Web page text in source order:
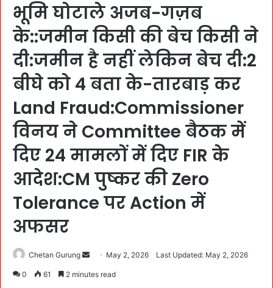
भूमि घोटाले अजब-गज़ब
के::जमीन किसी की बेच किसी ने
दी:जमीन है नहीं लेकिन बेच दी:2
बीघे को 4 बता के-तारबाड़ कर
Land Fraud:Commissioner
विनय ने Committee बैठक में
दिए 24 मामलों में दिए FIR के
आदेश:CM पुष्कर की Zero
Tolerance पर Action में
अफसर
Chetan Gurung May 2, 2026 Last Updated: May 2, 2026
0 61 2 minutes read